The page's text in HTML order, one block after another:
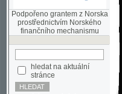
hledat na aktuální
stránce
Pokročilé vyhledávání